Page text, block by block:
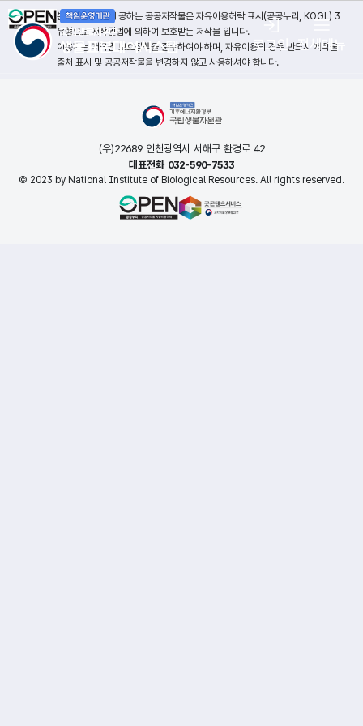
로그인 전체메뉴
본 누리집에서 제공하는 공공저작물은 자유이용허락 표시(공공누리, KOGL) 3
유형으로 저작권법에 의하여 보호받는 저작물 입니다.
이용자는 저작권 보호정책을 준수하여야 하며, 자유이용의 경우 반드시 저작물
출처 표시 및 공공저작물을 변경하지 않고 사용하셔야 합니다.
(우)22689 인천광역시 서해구 환경로 42
대표전화 032-590-7533
© 2023 by National Institute of Biological Resources. All rights reserved.